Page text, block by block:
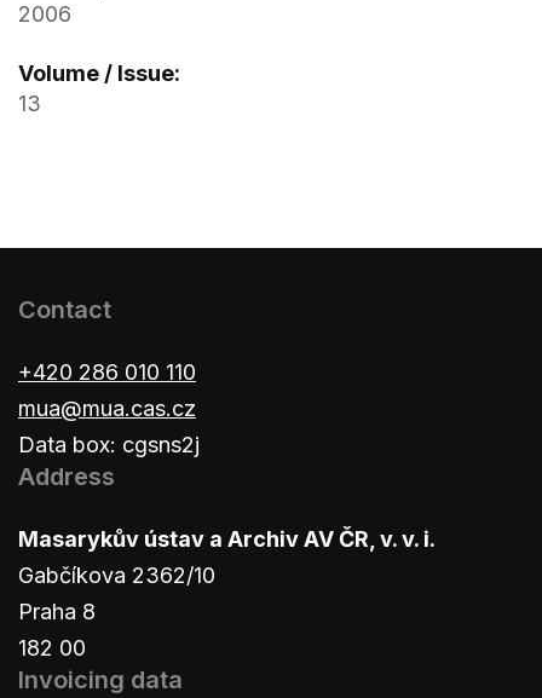
2006
Volume / Issue:
13
Contact
+420 286 010 110
mua@mua.cas.cz
Data box: cgsns2j
Address
Masarykův ústav a Archiv AV ČR, v. v. i.
Gabčíkova 2362/10
Praha 8
182 00
Invoicing data